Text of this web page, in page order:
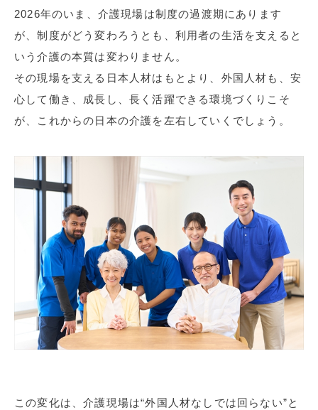
2026年のいま、介護現場は制度の過渡期にあります
が、制度がどう変わろうとも、利用者の生活を支えると
いう介護の本質は変わりません。
その現場を支える日本人材はもとより、外国人材も、安
心して働き、成長し、長く活躍できる環境づくりこそ
が、これからの日本の介護を左右していくでしょう。
この変化は、介護現場は“外国人材なしでは回らない”と